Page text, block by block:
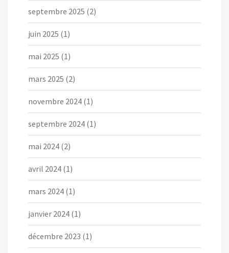
septembre 2025 (2)
juin 2025 (1)
mai 2025 (1)
mars 2025 (2)
novembre 2024 (1)
septembre 2024 (1)
mai 2024 (2)
avril 2024 (1)
mars 2024 (1)
janvier 2024 (1)
décembre 2023 (1)